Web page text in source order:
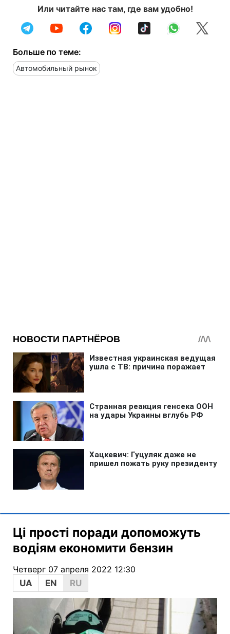
Или читайте нас там, где вам удобно!
Больше по теме:
Автомобильный рынок
Ці прості поради допоможуть
водіям економити бензин
Четверг 07 апреля 2022 12:30
UA
EN RU